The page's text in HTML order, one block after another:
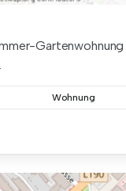
Gartenwohnung
Wohnung